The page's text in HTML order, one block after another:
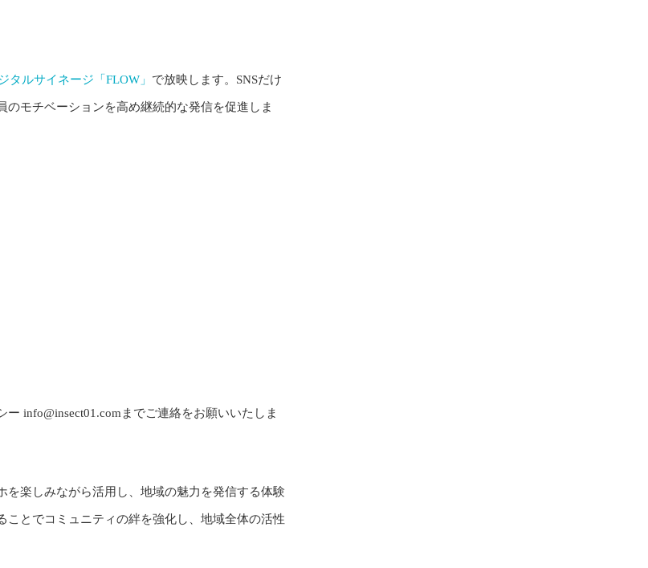
タルサイネージ「FLOW」 で放映します。SNSだけ
モチベーションを高め継続的な発信を促進しま
info@insect01.comまでご連絡をお願いいたしま
を楽しみながら活用し、地域の魅力を発信する体験
とでコミュニティの絆を強化し、地域全体の活性